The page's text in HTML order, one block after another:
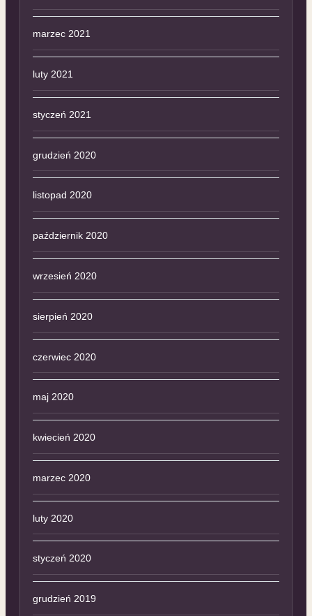
marzec 2021
luty 2021
styczeń 2021
grudzień 2020
listopad 2020
październik 2020
wrzesień 2020
sierpień 2020
czerwiec 2020
maj 2020
kwiecień 2020
marzec 2020
luty 2020
styczeń 2020
grudzień 2019